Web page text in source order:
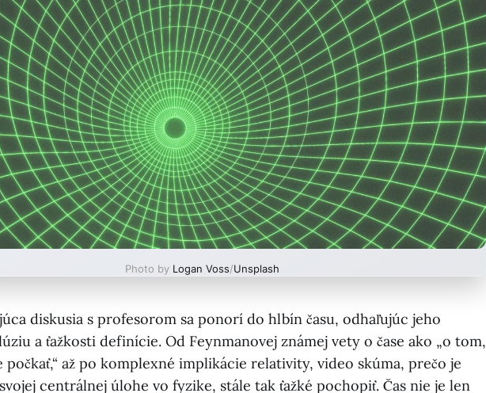
Photo by Logan Voss/Unsplash
diskusia s profesorom sa ponorí do hlbín času, odhaľujúc jeho
a ťažkosti definície. Od Feynmanovej známej vety o čase ako „o tom,
až po komplexné implikácie relativity, video skúma, prečo je
centrálnej úlohe vo fyzike, stále tak ťažké pochopiť. Čas nie je len